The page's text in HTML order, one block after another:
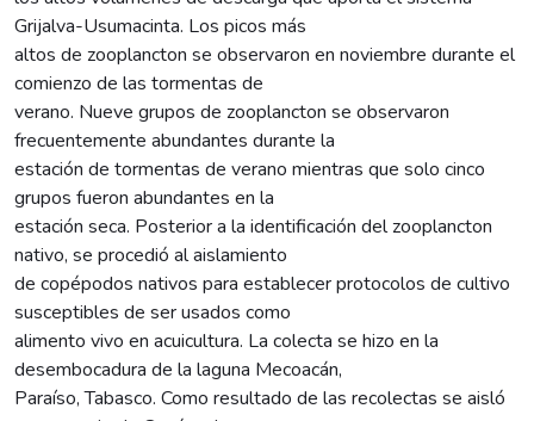
Grijalva-Usumacinta. Los picos más
altos de zooplancton se observaron en noviembre durante el
comienzo de las tormentas de
verano. Nueve grupos de zooplancton se observaron
frecuentemente abundantes durante la
estación de tormentas de verano mientras que solo cinco
grupos fueron abundantes en la
estación seca. Posterior a la identificación del zooplancton
nativo, se procedió al aislamiento
de copépodos nativos para establecer protocolos de cultivo
susceptibles de ser usados como
alimento vivo en acuicultura. La colecta se hizo en la
desembocadura de la laguna Mecoacán,
Paraíso, Tabasco. Como resultado de las recolectas se aisló